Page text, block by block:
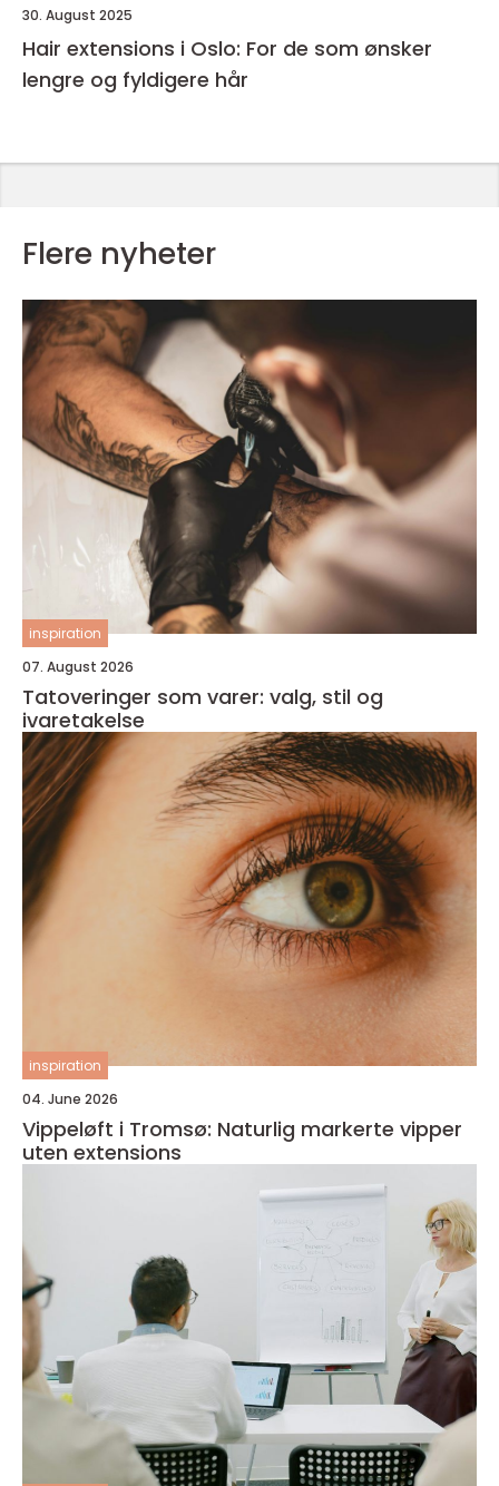
30. August 2025
Hair extensions i Oslo: For de som ønsker
lengre og fyldigere hår
Flere nyheter
inspiration
07. August 2026
Tatoveringer som varer: valg, stil og
ivaretakelse
inspiration
04. June 2026
Vippeløft i Tromsø: Naturlig markerte vipper
uten extensions